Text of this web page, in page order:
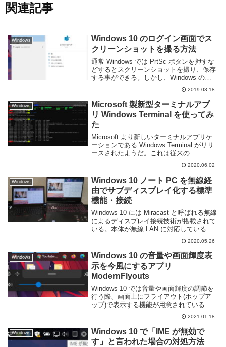
関連記事
Windows
Windows 10 のログイン画面でス
クリーンショットを撮る方法
通常 Windows では PrtSc ボタンを押すな
どするとスクリーンショットを撮り、保存
する事ができる。しかし、Windows のロ
グイン画面ではスクリーンショットを撮る
事ができないようだ。Snipping Tool のデ
ィレイ機能でも...
2019.03.18
Windows
Microsoft 製新型ターミナルアプ
リ Windows Terminal を使ってみ
た
Microsoft より新しいターミナルアプリケ
ーションである Windows Terminal がリリ
ースされたようだ。これは従来の
conhost.exe の代わりとなるソフトらし
く、Windows PowerShell やコマンドプ
ロ...
2020.06.02
Windows
Windows 10 ノート PC を無線経
由でサブディスプレイ化する標準
機能・接続
Windows 10 には Miracast と呼ばれる無線
によるディスプレイ接続技術が搭載されて
いる。本体が無線 LAN に対応しているこ
とが必須となるが、従来のディスプレイと
違いケーブルを必要としないため取り回し
が自由にできる・利用しな...
2020.05.26
Windows
Windows 10 の音量や画面輝度表
示を今風にするアプリ
ModernFlyouts
Windows 10 では音量や画面輝度の調節を
行う際、画面上にフライアウト(ポップア
ップ)で表示する機能が用意されている。
こんな感じのやつだ。このままでも機能的
には問題ないが、デザインは味気ないし挙
動も変更できない。情報も最小限だ。音量
や...
2021.01.18
Windows
Windows 10 で「IME が無効で
す」と言われた場合の対処方法